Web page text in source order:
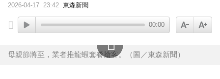
2026-04-17 23:42 東森新聞
00:00
母親節將至，業者推龍蝦套餐搶客。（圖／東森新聞）